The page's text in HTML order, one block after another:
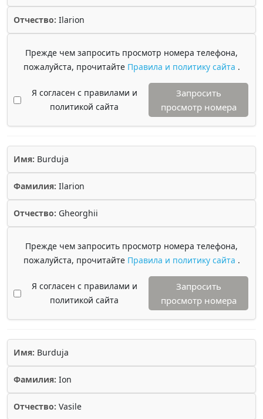
Отчество: Ilarion
Прежде чем запросить просмотр номера телефона,
пожалуйста, прочитайте Правила и политику сайта .
Я согласен с правилами и
политикой сайта
Запросить
просмотр номера
Имя: Burduja
Фамилия: Ilarion
Отчество: Gheorghii
Прежде чем запросить просмотр номера телефона,
пожалуйста, прочитайте Правила и политику сайта .
Я согласен с правилами и
политикой сайта
Запросить
просмотр номера
Имя: Burduja
Фамилия: Ion
Отчество: Vasile